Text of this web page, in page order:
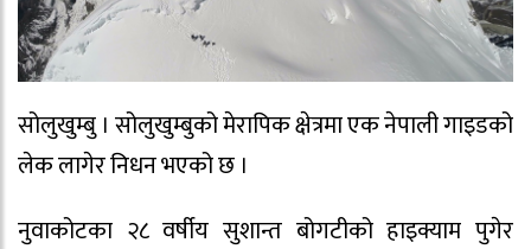
सोलुखुम्बु । सोलुखुम्बुको मेरापिक क्षेत्रमा एक नेपाली गाइडको
लेक लागेर निधन भएको छ ।
नुवाकोटका २८ वर्षीय सुशान्त बोगटीको हाइक्याम पुगेर